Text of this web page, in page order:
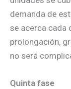
demanda de
se acerca cada
prolongación,
no será
Quinta fase